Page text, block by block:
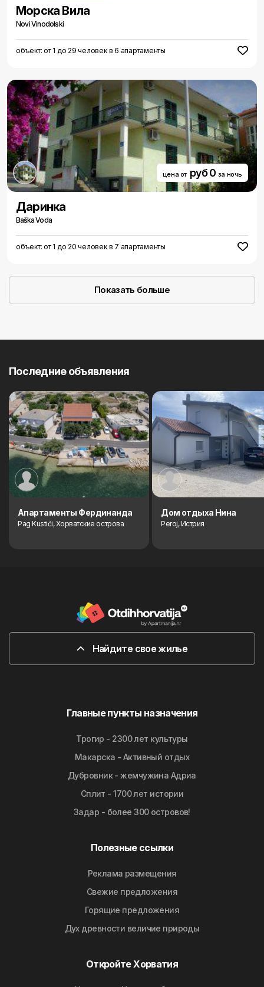
Морска Вила
Novi Vinodolski
объект: от 1 до 29 человек в 6 апартаменты
цена от руб 0 за ночь
Даринка
Baška Voda
объект: от 1 до 20 человек в 7 апартаменты
Показать больше
Последние объявления
Aпартаменты Фердинанда
Pag Kustići, Хорватские острова
Дом отдыха Нина
Peroj, Истрия
Найдите свое жилье
Главные пункты назначения
Трогир - 2300 лет культуры
Макарска - Активный отдых
Дубровник - жемчужина Адриа
Сплит - 1700 лет истории
Задар - более 300 островов!
Полезные ссылки
Реклама размещения
Свежие предложения
Горящие предложения
Дyx дpeвнocти вeличиe природы
Откройте Хорватия